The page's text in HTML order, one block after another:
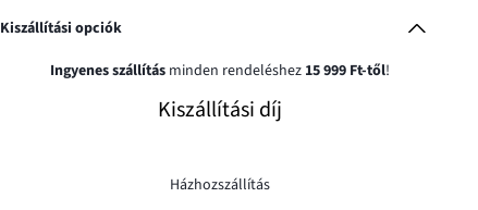
Kiszállítási opciók
Ingyenes szállításminden rendeléshez 15 999 Ft-től!
Kiszállítási díj
Házhozszállítás